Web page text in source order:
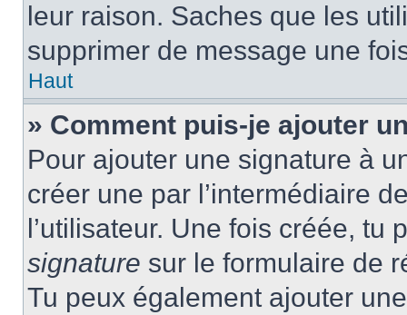
leur raison. Saches que les
supprimer de message une
Haut
» Comment puis-je ajouter
Pour ajouter une signature à
créer une par l’intermédiaire
l’utilisateur. Une fois créée, tu
signature sur le formulaire de
Tu peux également ajouter